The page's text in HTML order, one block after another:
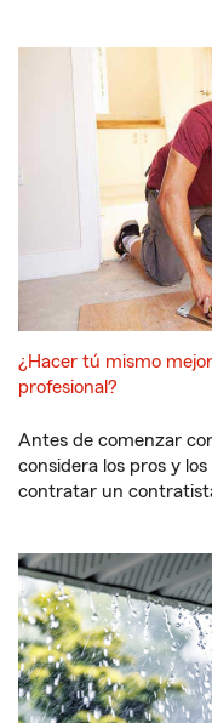
¿Hacer tú mismo
profesional?
Antes de comenzar
considera los pros y
contratar un